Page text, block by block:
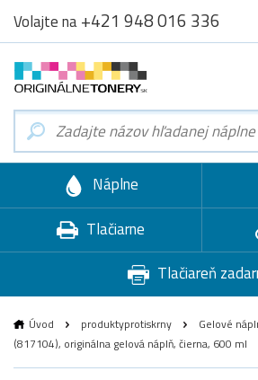
Volajte na+421 948 016 336
Náplne
Tlačiarne
Tlačiareň
Úvod produktyprotiskrny Gelové
(817104), originálna gelová náplň, čierna, 600 ml